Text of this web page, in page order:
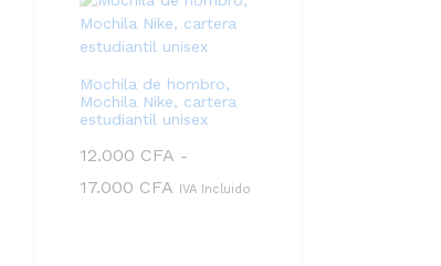
Mochila de hombro,
Mochila Nike, cartera
estudiantil unisex
12.000 CFA -
17.000 CFA IVA Incluido